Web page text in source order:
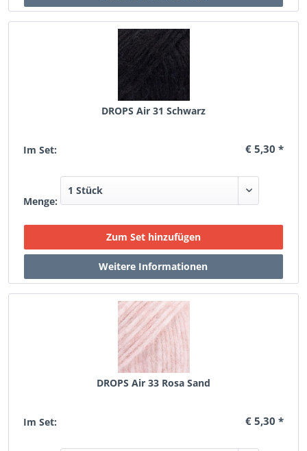
DROPS Air 31 Schwarz
Im Set: € 5,30 *
Menge:
DROPS Air 33 Rosa Sand
Im Set: € 5,30 *